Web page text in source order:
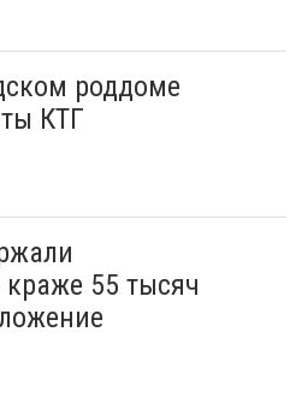
роддоме
КТГ
55 тысяч